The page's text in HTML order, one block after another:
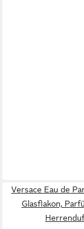
Versace Eau de
Glasflakon,